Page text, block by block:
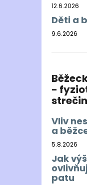
12.6.2026
Děti a
9.6.2026
-
Vliv
a
5.8.2026
Jak
patu